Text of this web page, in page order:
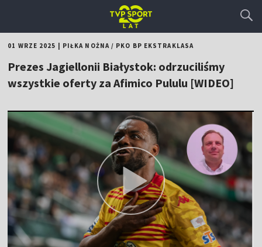
01 WRZE 2025 PIŁKA NOŻNA/ PKO BP EKSTRAKLASA
Prezes Jagiellonii Białystok: odrzuciliśmy
wszystkie oferty za Afimico Pululu [WIDEO]